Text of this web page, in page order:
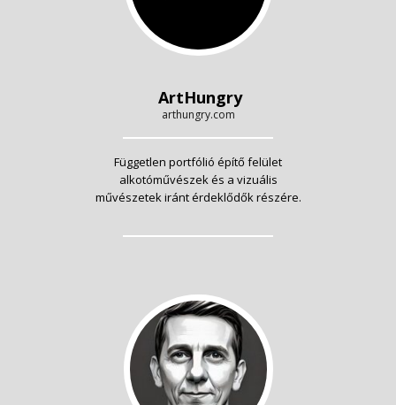
ArtHungry
arthungry.com
Független portfólió építő felület
alkotóművészek és a vizuális
művészetek iránt érdeklődők részére.